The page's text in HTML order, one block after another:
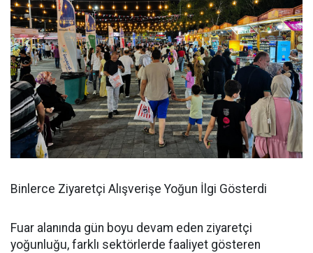
Binlerce Ziyaretçi Alışverişe Yoğun İlgi Gösterdi
Fuar alanında gün boyu devam eden ziyaretçi
yoğunluğu, farklı sektörlerde faaliyet gösteren